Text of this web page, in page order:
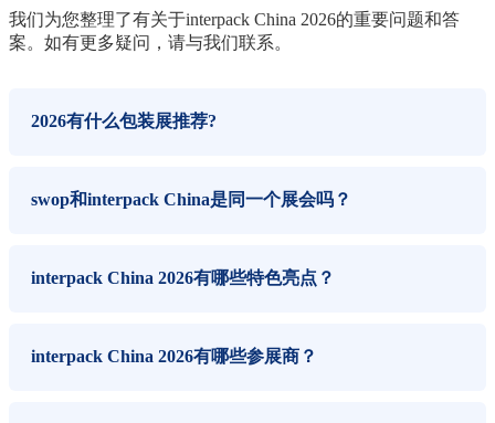
我们为您整理了有关于interpack China 2026的重要问题和答
案。如有更多疑问，请与我们联系。
2026有什么包装展推荐?
swop和interpack China是同一个展会吗？
interpack China 2026有哪些特色亮点？
interpack China 2026有哪些参展商？